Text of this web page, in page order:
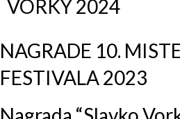
VORKY 2024
NAGRADE 10.
FESTIVALA 2023